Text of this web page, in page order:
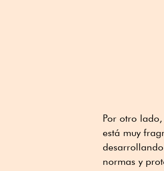
Por otro
está muy
normas y